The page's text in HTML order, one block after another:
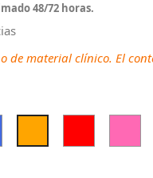
48/72 horas.
de material clínico. El